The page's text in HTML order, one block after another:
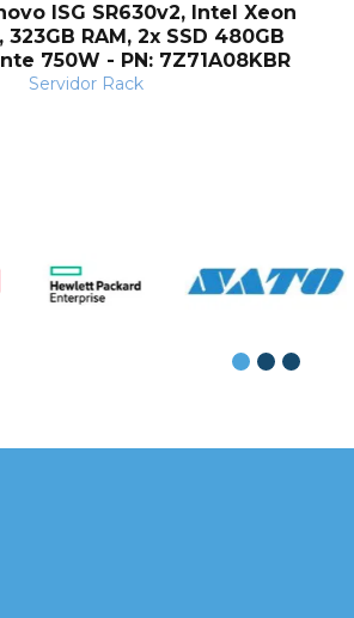
ISG SR630v2, Intel Xeon
323GB RAM, 2x SSD 480GB
750W - PN: 7Z71A08KBR
Servidor Rack